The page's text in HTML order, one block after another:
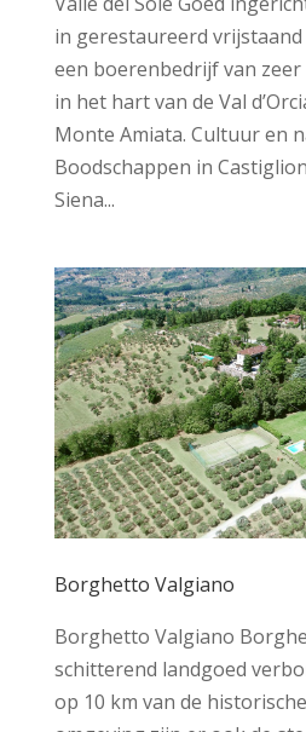
in gerestaureerd
een boerenbedrijf van
in het hart van de Val
Monte Amiata. Cultuur en
Boodschappen in
Siena...
Borghetto Valgiano
Borghetto Valgiano
schitterend landgoed
op 10 km van de